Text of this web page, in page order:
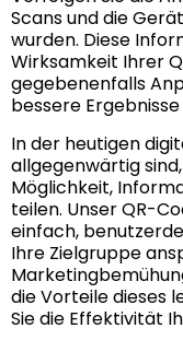
Scans und die
wurden. Diese
Wirksamkeit Ihrer
gegebenenfalls
bessere
In der heutigen
allgegenwärtig
Möglichkeit,
teilen. Unser QR-
einfach,
Ihre Zielgruppe
die Vorteile dieses
Sie die Effektivität